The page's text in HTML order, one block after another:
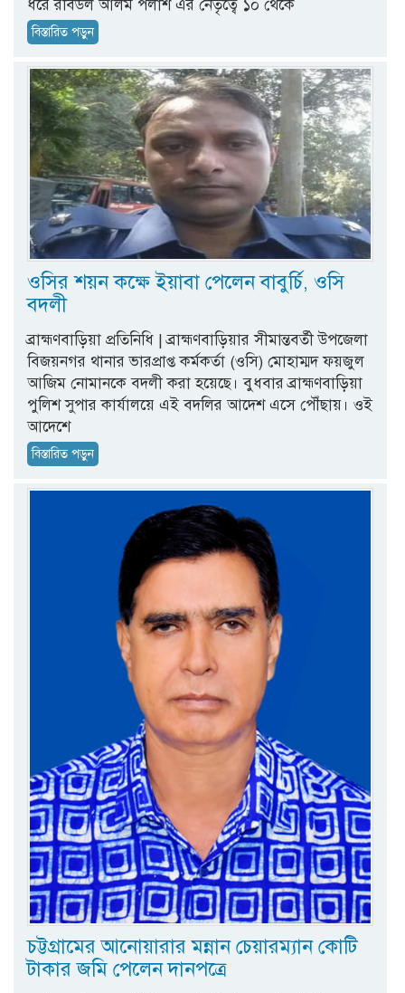
ধরে রবিউল আলম পলাশ এর নেতৃত্বে ১০ থেকে
বিস্তারিত পড়ুন
ওসির শয়ন কক্ষে ইয়াবা পেলেন বাবুর্চি, ওসি
বদলী
ব্রাহ্মণবাড়িয়া প্রতিনিধি | ব্রাহ্মণবাড়িয়ার সীমান্তবর্তী উপজেলা
বিজয়নগর থানার ভারপ্রাপ্ত কর্মকর্তা (ওসি) মোহাম্মদ ফয়জুল
আজিম নোমানকে বদলী করা হয়েছে। বুধবার ব্রাহ্মণবাড়িয়া
পুলিশ সুপার কার্যালয়ে এই বদলির আদেশ এসে পৌঁছায়। ওই
আদেশে
বিস্তারিত পড়ুন
চট্টগ্রামের আনোয়ারার মন্নান চেয়ারম্যান কোটি
টাকার জমি পেলেন দানপত্রে